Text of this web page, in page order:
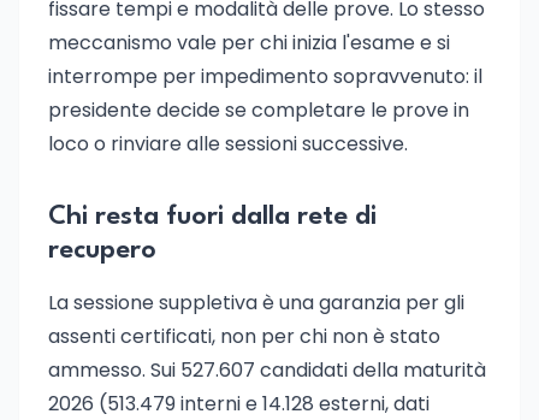
fissare tempi e modalità delle prove. Lo stesso
meccanismo vale per chi inizia l'esame e si
interrompe per impedimento sopravvenuto: il
presidente decide se completare le prove in
loco o rinviare alle sessioni successive.
Chi resta fuori dalla rete di
recupero
La sessione suppletiva è una garanzia per gli
assenti certificati, non per chi non è stato
ammesso. Sui 527.607 candidati della maturità
2026 (513.479 interni e 14.128 esterni, dati